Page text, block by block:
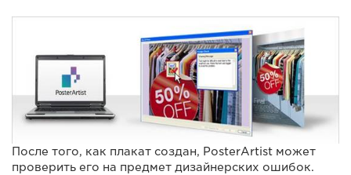
После того, как плакат создан, PosterArtist может
проверить его на предмет дизайнерских ошибок.